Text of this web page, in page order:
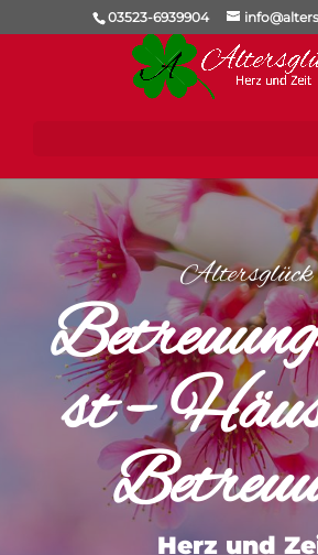
03523-6939904
Altersglück
st –
Herz und